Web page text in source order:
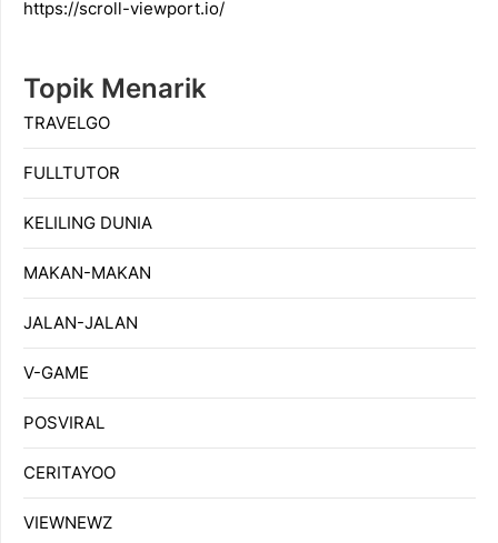
https://scroll-viewport.io/
Topik Menarik
TRAVELGO
FULLTUTOR
KELILING DUNIA
MAKAN-MAKAN
JALAN-JALAN
V-GAME
POSVIRAL
CERITAYOO
VIEWNEWZ